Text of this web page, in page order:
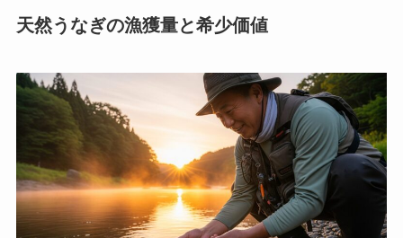
天然うなぎの漁獲量と希少価値